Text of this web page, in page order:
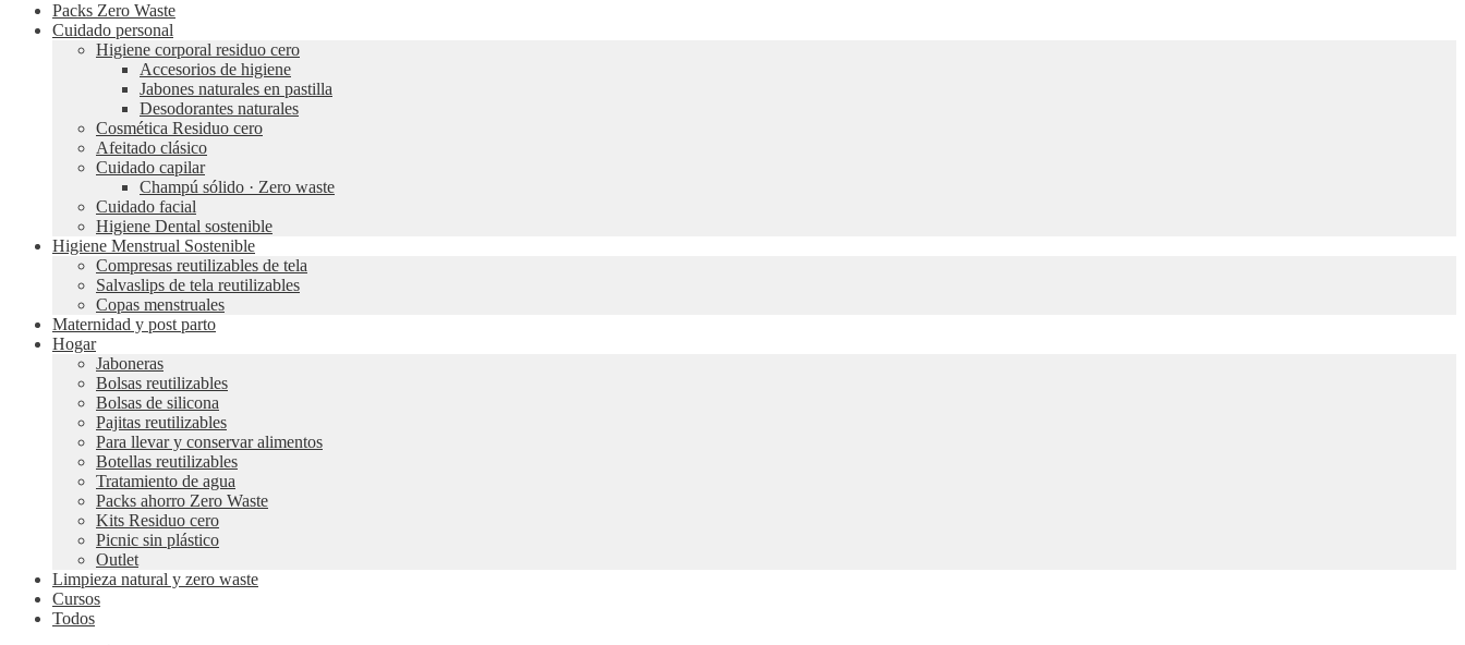
Packs Zero Waste
Cuidado personal
Higiene corporal residuo cero
Accesorios de higiene
Jabones naturales en pastilla
Desodorantes naturales
Cosmética Residuo cero
Afeitado clásico
Cuidado capilar
Champú sólido · Zero waste
Cuidado facial
Higiene Dental sostenible
Higiene Menstrual Sostenible
Compresas reutilizables de tela
Salvaslips de tela reutilizables
Copas menstruales
Maternidad y post parto
Hogar
Jaboneras
Bolsas reutilizables
Bolsas de silicona
Pajitas reutilizables
Para llevar y conservar alimentos
Botellas reutilizables
Tratamiento de agua
Packs ahorro Zero Waste
Kits Residuo cero
Picnic sin plástico
Outlet
Limpieza natural y zero waste
Cursos
Todos